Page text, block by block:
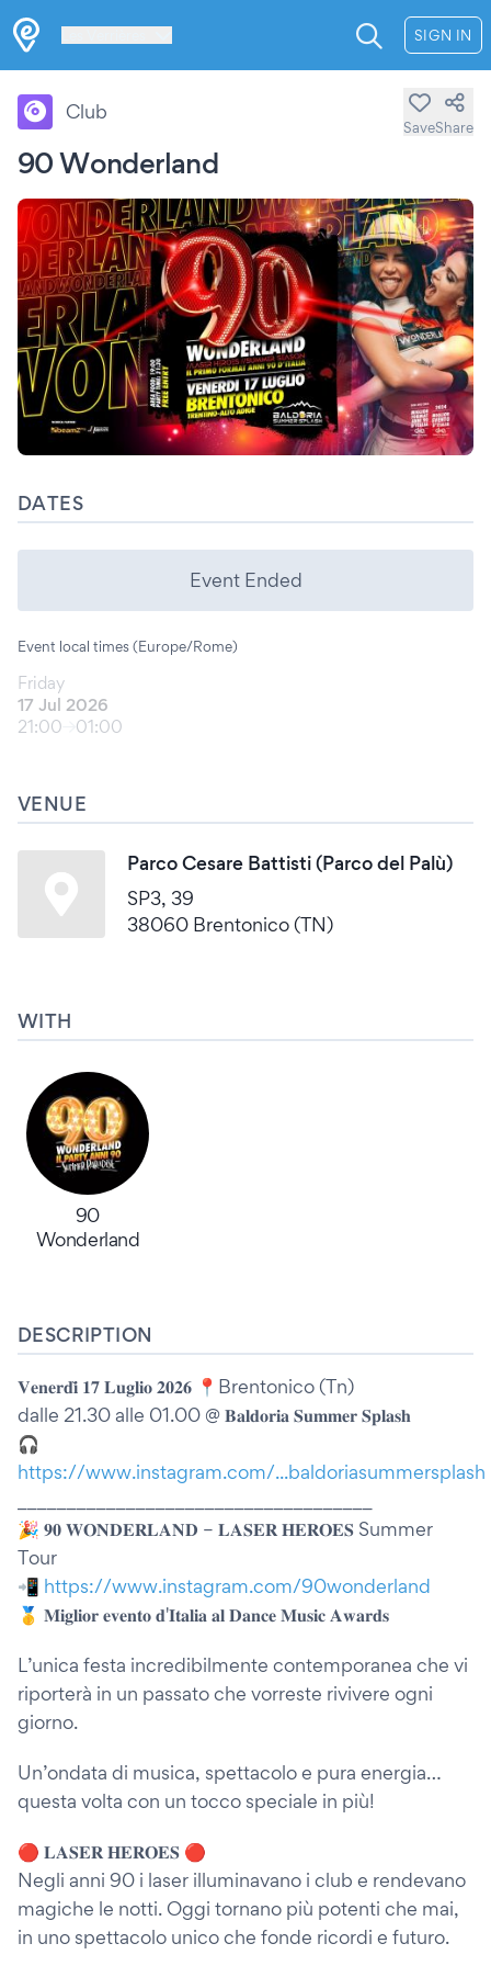
SIGN IN
90 Wonderland
Club
SaveShare
DATES
Event Ended
Event local times (Europe/Rome)
Friday
17 Jul 2026
21:00
01:00
VENUE
Parco Cesare Battisti (Parco del Palù)
SP3, 39
38060 Brentonico (TN)
WITH
90
Wonderland
DESCRIPTION
𝐕𝐞𝐧𝐞𝐫𝐝𝐢̀ 𝟏𝟕 𝐋𝐮𝐠𝐥𝐢𝐨 𝟐𝟎𝟐𝟔 📍Brentonico (Tn)
dalle 21.30 alle 01.00 @ 𝐁𝐚𝐥𝐝𝐨𝐫𝐢𝐚 𝐒𝐮𝐦𝐦𝐞𝐫 𝐒𝐩𝐥𝐚𝐬𝐡
🎧
https://www.instagram.com/...baldoriasummersplash
🎉 𝟗𝟎 𝐖𝐎𝐍𝐃𝐄𝐑𝐋𝐀𝐍𝐃 – 𝐋𝐀𝐒𝐄𝐑 𝐇𝐄𝐑𝐎𝐄𝐒 Summer
Tour
📲 https://www.instagram.com/90wonderland
🥇 𝐌𝐢𝐠𝐥𝐢𝐨𝐫 𝐞𝐯𝐞𝐧𝐭𝐨 𝐝'𝐈𝐭𝐚𝐥𝐢𝐚 𝐚𝐥 𝐃𝐚𝐧𝐜𝐞 𝐌𝐮𝐬𝐢𝐜 𝐀𝐰𝐚𝐫𝐝𝐬
L’unica festa incredibilmente contemporanea che vi
riporterà in un passato che vorreste rivivere ogni
giorno.
Un’ondata di musica, spettacolo e pura energia…
questa volta con un tocco speciale in più!
🔴 𝐋𝐀𝐒𝐄𝐑 𝐇𝐄𝐑𝐎𝐄𝐒 🔴
Negli anni 90 i laser illuminavano i club e rendevano
magiche le notti. Oggi tornano più potenti che mai,
in uno spettacolo unico che fonde ricordi e futuro.